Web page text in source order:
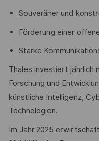
Souveräner und
Förderung einer
Starke
Thales investiert jährlich
Forschung und
künstliche Intelligenz,
Technologien.
Im Jahr 2025